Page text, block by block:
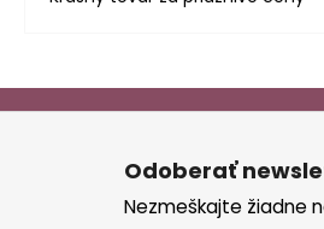
Z
Odoberať
Nezmeškajte žiadne